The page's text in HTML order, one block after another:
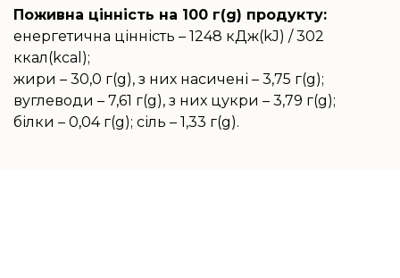
Поживна цінність на 100 г(g) продукту:
енергетична цінність – 1248 кДж(kJ) / 302
ккал(kcal);
жири – 30,0 г(g), з них насичені – 3,75 г(g);
вуглеводи – 7,61 г(g), з них цукри – 3,79 г(g);
білки – 0,04 г(g); сіль – 1,33 г(g).